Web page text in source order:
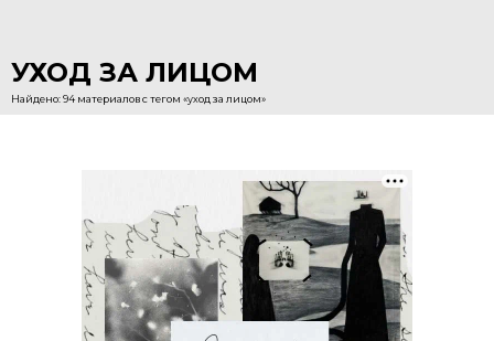
УХОД ЗА ЛИЦОМ
Найдено: 94 материалов с тегом «уход за лицом»